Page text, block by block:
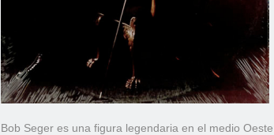
Bob Seger es una figura legendaria en el medio Oeste